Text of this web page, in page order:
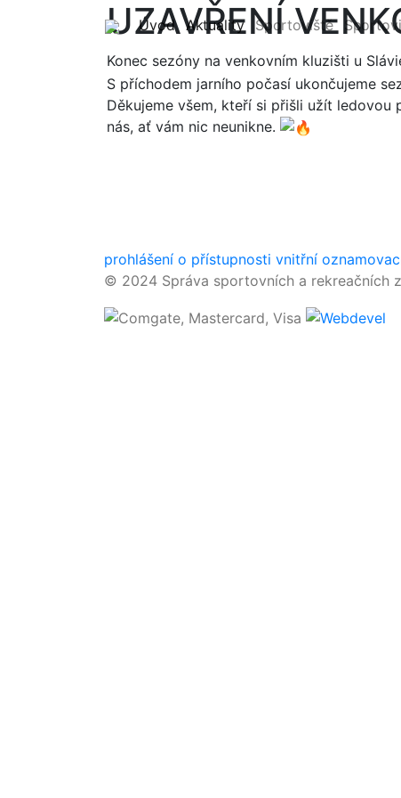
Úvod(current)
Aktuality(current)
Sportoviště
UZAVŘENÍ
Konec sezóny na venkovním kluzišti u
S příchodem jarního počasí ukončujeme
Děkujeme všem, kteří si přišli užít ledovou
nás, ať vám nic neunikne.
prohlášení o přístupnosti vnitřní
© 2024 Správa sportovních a rekreačních